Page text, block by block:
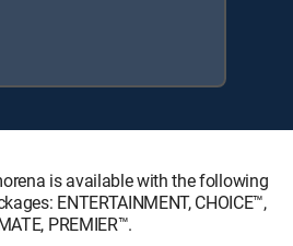
is available with the following
ENTERTAINMENT, CHOICE™,
PREMIER™.